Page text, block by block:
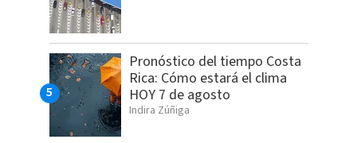
Pronóstico del tiempo Costa
Rica: Cómo estará el clima
HOY 7 de agosto
Indira Zúñiga